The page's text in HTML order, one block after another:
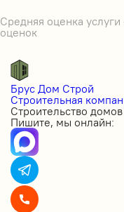
Средняя оценка
оценок
Брус Дом Строй
Строительная
Строительство
Пишите, мы онлайн: